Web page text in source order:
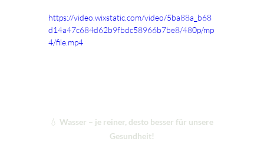
https://video.wixstatic.com/video/5ba88a_b68
d14a47c684d62b9fbdc58966b7be8/480p/mp
4/file.mp4
💧 Wasser – je reiner, desto besser für unsere
Gesundheit!